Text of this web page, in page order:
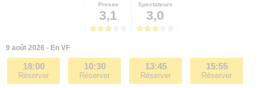
Presse
3,1
Spectateurs
3,0
9 août 2026 - En VF
18:00
Réserver
10:30
Réserver
13:45
Réserver
15:55
Réserver